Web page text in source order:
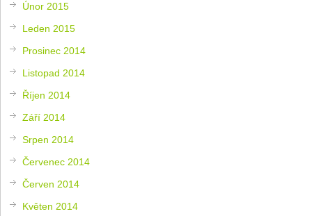
Únor 2015
Leden 2015
Prosinec 2014
Listopad 2014
Říjen 2014
Září 2014
Srpen 2014
Červenec 2014
Červen 2014
Květen 2014